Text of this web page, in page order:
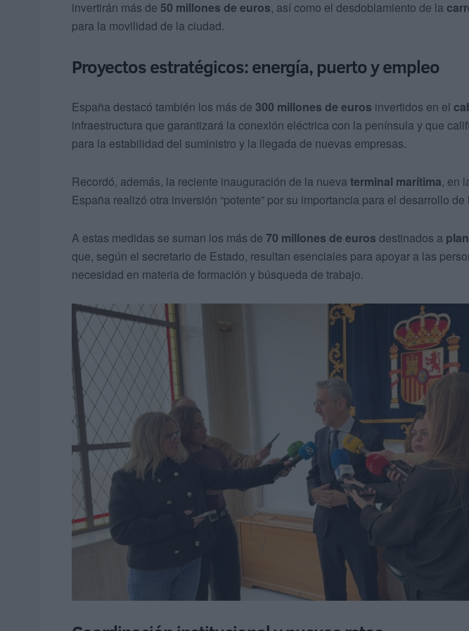
invertirán más de 50 millones de euros, así como el desdoblamiento de la
para la movilidad de la ciudad.
Proyectos estratégicos: energía, puerto y empleo
España destacó también los más de 300 millones de euros invertidos en el
infraestructura que garantizará la conexión eléctrica con la península y que
para la estabilidad del suministro y la llegada de nuevas empresas.
Recordó, además, la reciente inauguración de la nueva terminal marítima, en
España realizó otra inversión “potente” por su importancia para el desarrollo de
A estas medidas se suman los más de 70 millones de euros destinados a
que, según el secretario de Estado, resultan esenciales para apoyar a las
necesidad en materia de formación y búsqueda de trabajo.